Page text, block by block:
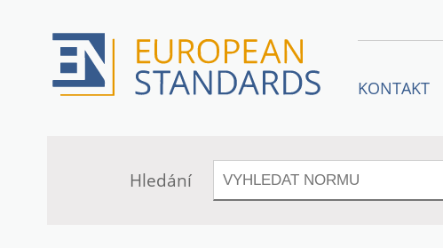
KONTAKT
Hledání